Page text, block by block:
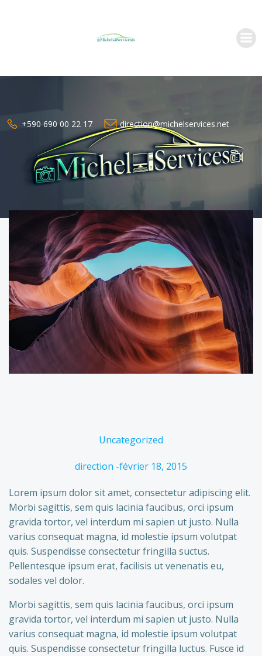
contenu
+590 690 00 22 17 direction@michelservices.net
Uncategorized
direction -février 18, 2015
Lorem ipsum dolor sit amet, consectetur adipiscing elit.
Morbi sagittis, sem quis lacinia faucibus, orci ipsum
gravida tortor, vel interdum mi sapien ut justo. Nulla
varius consequat magna, id molestie ipsum volutpat
quis. Suspendisse consectetur fringilla suctus.
Pellentesque ipsum erat, facilisis ut venenatis eu,
sodales vel dolor.
Morbi sagittis, sem quis lacinia faucibus, orci ipsum
gravida tortor, vel interdum mi sapien ut justo. Nulla
varius consequat magna, id molestie ipsum volutpat
quis. Suspendisse consectetur fringilla luctus. Fusce id